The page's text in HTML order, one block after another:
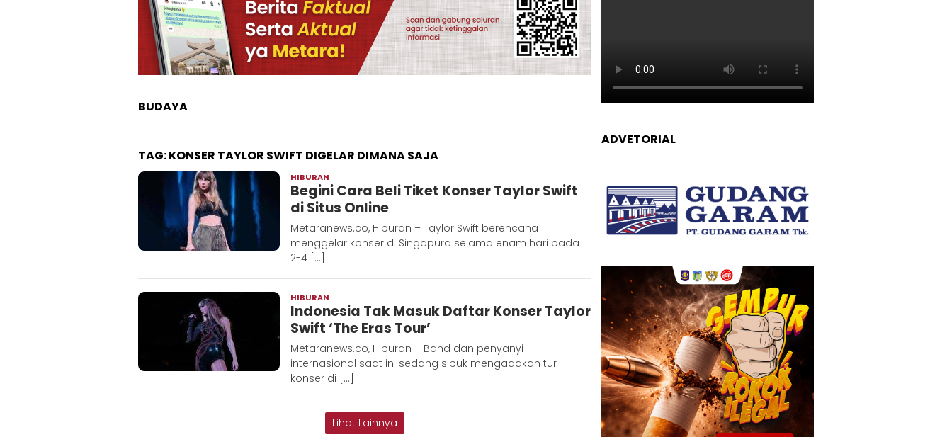
BUDAYA
TAG:KONSER TAYLOR SWIFT DIGELAR DIMANA SAJA
HIBURAN
Begini Cara Beli Tiket Konser Taylor Swift
di Situs Online
Metaranews.co, Hiburan – Taylor Swift berencana
menggelar konser di Singapura selama enam hari pada
2-4 […]
HIBURAN
Indonesia Tak Masuk Daftar Konser Taylor
Swift ‘The Eras Tour’
Metaranews.co, Hiburan – Band dan penyanyi
internasional saat ini sedang sibuk mengadakan tur
konser di […]
Lihat Lainnya
ADVETORIAL